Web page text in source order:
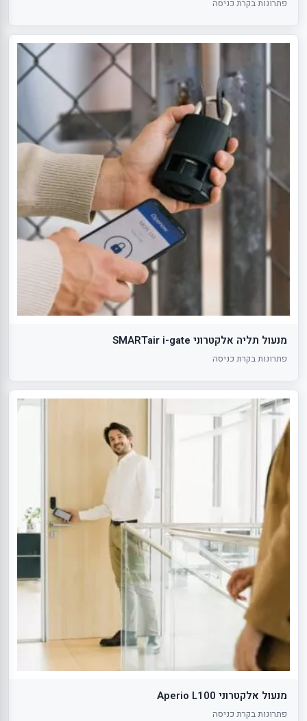
פתרונות בקרת כניסה
מנעול תליה אלקטרוני SMARTair i-gate
פתרונות בקרת כניסה
מנעול אלקטרוני Aperio L100
פתרונות בקרת כניסה